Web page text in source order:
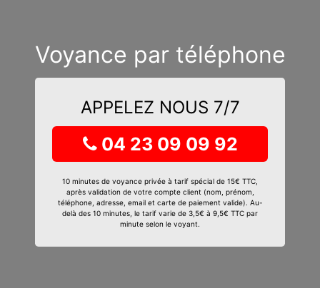
Voyance par téléphone
APPELEZ NOUS 7/7
04 23 09 09 92
10 minutes de voyance privée à tarif spécial de 15€ TTC,
après validation de votre compte client (nom, prénom,
téléphone, adresse, email et carte de paiement valide). Au-
delà des 10 minutes, le tarif varie de 3,5€ à 9,5€ TTC par
minute selon le voyant.